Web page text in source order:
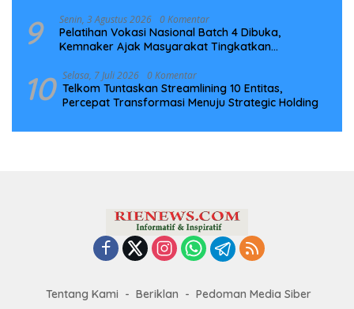
9 Senin, 3 Agustus 2026 0 Komentar
Pelatihan Vokasi Nasional Batch 4 Dibuka,
Kemnaker Ajak Masyarakat Tingkatkan
10 Selasa, 7 Juli 2026 0 Komentar
Telkom Tuntaskan Streamlining 10 Entitas,
Percepat Transformasi Menuju Strategic Holding
Tentang Kami Beriklan
Pedoman Media Siber